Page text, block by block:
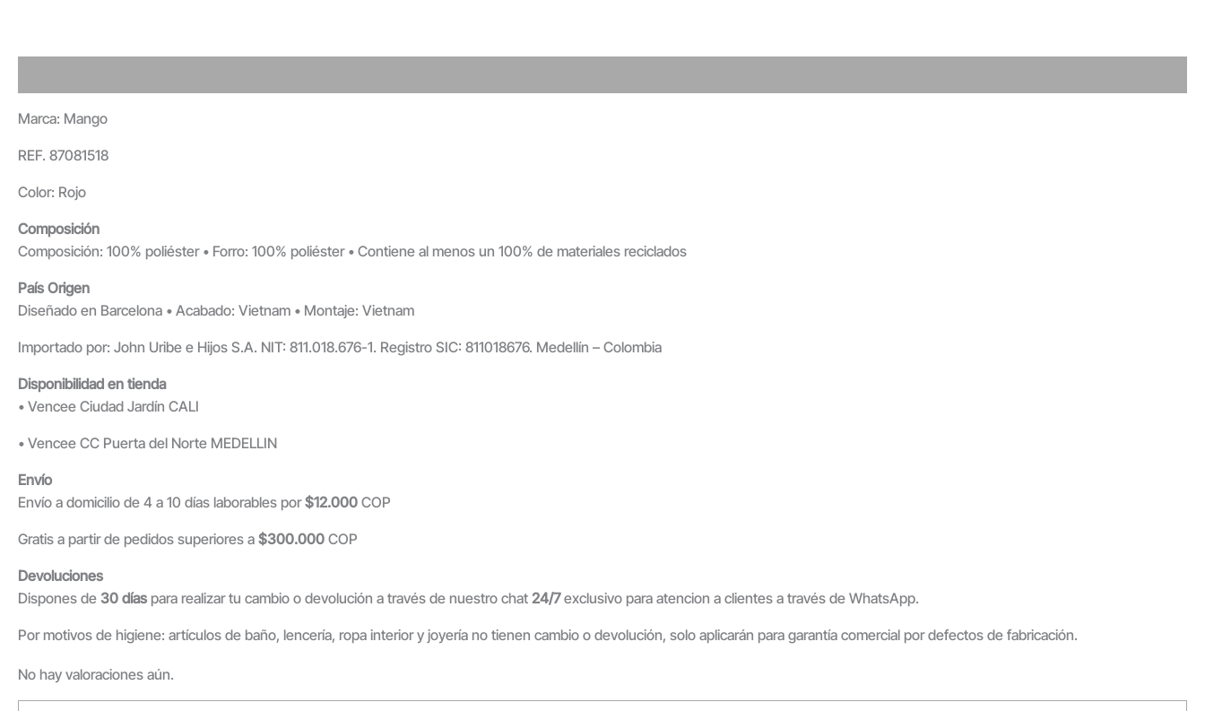
Marca: Mango
REF. 87081518
Color: Rojo
Composición
Composición: 100% poliéster • Forro: 100% poliéster • Contiene al menos un 100% de materiales reciclados
País Origen
Diseñado en Barcelona • Acabado: Vietnam • Montaje: Vietnam
Importado por: John Uribe e Hijos S.A. NIT: 811.018.676-1. Registro SIC: 811018676. Medellín – Colombia
Disponibilidad en tienda
• Vencee Ciudad Jardín CALI
• Vencee CC Puerta del Norte MEDELLIN
Envío
Envío a domicilio de 4 a 10 días laborables por$12.000 COP
Gratis a partir de pedidos superiores a $300.000 COP
Devoluciones
Dispones de 30 días para realizar tu cambio o devolución a través de nuestro chat 24/7exclusivo para atencion a clientes a través de WhatsApp.
Por motivos de higiene: artículos de baño, lencería, ropa interior y joyería no tienen cambio o devolución, solo aplicarán para garantía comercial por defectos de fabricación.
No hay valoraciones aún.